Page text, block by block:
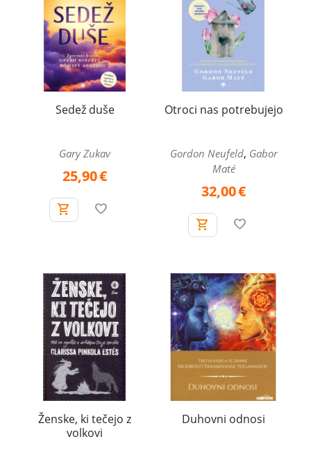
Sedež duše
Gary Zukav
25,90€
Otroci nas potrebujejo
Gordon Neufeld, Gabor
Maté
32,00€
Ženske, ki tečejo z
volkovi
Duhovni odnosi